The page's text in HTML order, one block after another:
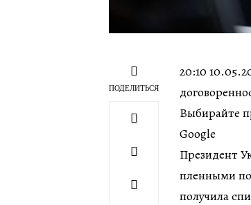
ПОДЕЛИТЬСЯ
20:10
Выбирайте
Google
Президент
пленными по
получила